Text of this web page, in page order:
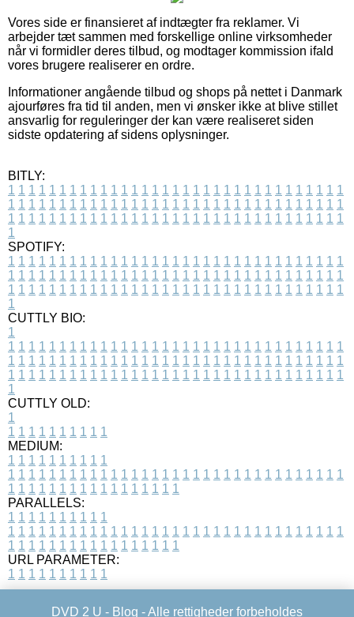
Vores side er finansieret af indtægter fra reklamer. Vi
arbejder tæt sammen med forskellige online virksomheder
når vi formidler deres tilbud, og modtager kommission ifald
vores brugere realiserer en ordre.
Informationer angående tilbud og shops på nettet i Danmark
ajourføres fra tid til anden, men vi ønsker ikke at blive stillet
ansvarlig for reguleringer der kan være realiseret siden
sidste opdatering af sidens oplysninger.
BITLY:
1 1 1 1 1 1 1 1 1 1 1 1 1 1 1 1 1 1 1 1 1 1 1 1 1 1 1 1 1 1 1 1 1
1 1 1 1 1 1 1 1 1 1 1 1 1 1 1 1 1 1 1 1 1 1 1 1 1 1 1 1 1 1 1 1 1
1 1 1 1 1 1 1 1 1 1 1 1 1 1 1 1 1 1 1 1 1 1 1 1 1 1 1 1 1 1 1 1 1
1
SPOTIFY:
1 1 1 1 1 1 1 1 1 1 1 1 1 1 1 1 1 1 1 1 1 1 1 1 1 1 1 1 1 1 1 1 1
1 1 1 1 1 1 1 1 1 1 1 1 1 1 1 1 1 1 1 1 1 1 1 1 1 1 1 1 1 1 1 1 1
1 1 1 1 1 1 1 1 1 1 1 1 1 1 1 1 1 1 1 1 1 1 1 1 1 1 1 1 1 1 1 1 1
1
CUTTLY BIO:
1
1 1 1 1 1 1 1 1 1 1 1 1 1 1 1 1 1 1 1 1 1 1 1 1 1 1 1 1 1 1 1 1 1
1 1 1 1 1 1 1 1 1 1 1 1 1 1 1 1 1 1 1 1 1 1 1 1 1 1 1 1 1 1 1 1 1
1 1 1 1 1 1 1 1 1 1 1 1 1 1 1 1 1 1 1 1 1 1 1 1 1 1 1 1 1 1 1 1 1
1
CUTTLY OLD:
1
1 1 1 1 1 1 1 1 1 1
MEDIUM:
1 1 1 1 1 1 1 1 1 1
1 1 1 1 1 1 1 1 1 1 1 1 1 1 1 1 1 1 1 1 1 1 1 1 1 1 1 1 1 1 1 1 1
1 1 1 1 1 1 1 1 1 1 1 1 1 1 1 1 1
PARALLELS:
1 1 1 1 1 1 1 1 1 1
1 1 1 1 1 1 1 1 1 1 1 1 1 1 1 1 1 1 1 1 1 1 1 1 1 1 1 1 1 1 1 1 1
1 1 1 1 1 1 1 1 1 1 1 1 1 1 1 1 1
URL PARAMETER:
1 1 1 1 1 1 1 1 1 1
DVD 2 U - Blog - Alle rettigheder forbeholdes